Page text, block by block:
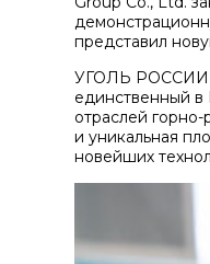
представил
УГОЛЬ
единственный в
отраслей
и уникальная
новейших